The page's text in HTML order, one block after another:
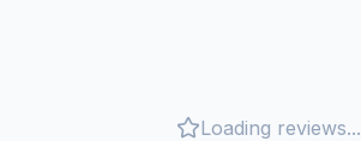
Loading reviews...